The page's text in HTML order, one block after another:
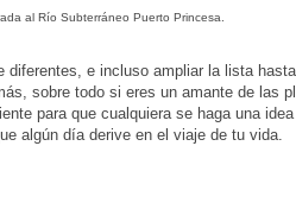
al Río Subterráneo Puerto Princesa.
diferentes, e incluso ampliar la lista
sobre todo si eres un amante de las
para que cualquiera se haga una
algún día derive en el viaje de tu vida.